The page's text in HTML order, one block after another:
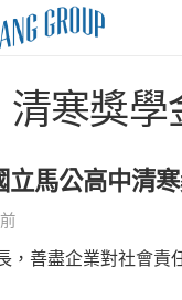
清寒獎學
立馬公高中清
，善盡企業對社會責